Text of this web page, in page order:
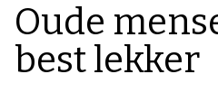
Oude
best lekker